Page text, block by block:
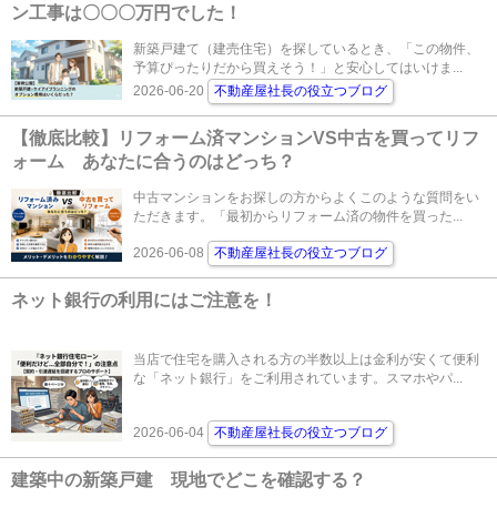
ン工事は〇〇〇万円でした！
新築戸建て（建売住宅）を探しているとき、「この物件、
予算ぴったりだから買えそう！」と安心してはいけま...
2026-06-20
不動産屋社長の役立つブログ
【徹底比較】リフォーム済マンションVS中古を買ってリフ
ォーム あなたに合うのはどっち？
中古マンションをお探しの方からよくこのような質問をい
ただきます。「最初からリフォーム済の物件を買った...
2026-06-08 不動産屋社長の役立つブログ
ネット銀行の利用にはご注意を！
当店で住宅を購入される方の半数以上は金利が安くて便利
な「ネット銀行」をご利用されています。スマホやパ...
2026-06-04 不動産屋社長の役立つブログ
建築中の新築戸建 現地でどこを確認する？